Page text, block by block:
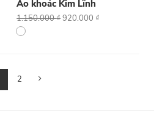
Áo khoác Kim Lĩnh
1.150.000₫920.000 ₫
2